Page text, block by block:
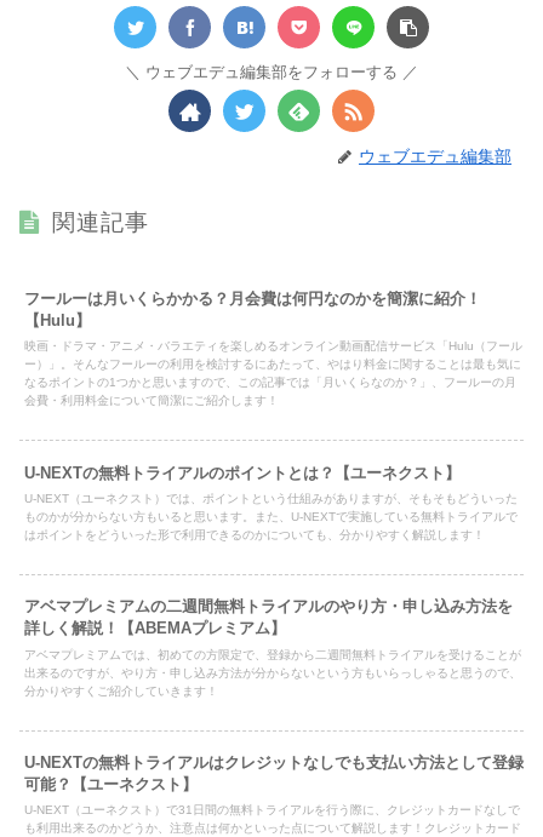
ウェブエデュ編集部をフォローする
ウェブエデュ編集部
関連記事
フールーは月いくらかかる？月会費は何円なのかを簡潔に紹介！
【Hulu】
映画・ドラマ・アニメ・バラエティを楽しめるオンライン動画配信サービス「Hulu（フール
ー）」。そんなフールーの利用を検討するにあたって、やはり料金に関することは最も気に
なるポイントの1つかと思いますので、この記事では「月いくらなのか？」、フールーの月
会費・利用料金について簡潔にご紹介します！
U-NEXTの無料トライアルのポイントとは？【ユーネクスト】
U-NEXT（ユーネクスト）では、ポイントという仕組みがありますが、そもそもどういった
ものかが分からない方もいると思います。また、U-NEXTで実施している無料トライアルで
はポイントをどういった形で利用できるのかについても、分かりやすく解説します！
アベマプレミアムの二週間無料トライアルのやり方・申し込み方法を
詳しく解説！【ABEMAプレミアム】
アベマプレミアムでは、初めての方限定で、登録から二週間無料トライアルを受けることが
出来るのですが、やり方・申し込み方法が分からないという方もいらっしゃると思うので、
分かりやすくご紹介していきます！
U-NEXTの無料トライアルはクレジットなしでも支払い方法として登録
可能？【ユーネクスト】
U-NEXT（ユーネクスト）で31日間の無料トライアルを行う際に、クレジットカードなしで
も利用出来るのかどうか、注意点は何かといった点について解説します！クレジットカード